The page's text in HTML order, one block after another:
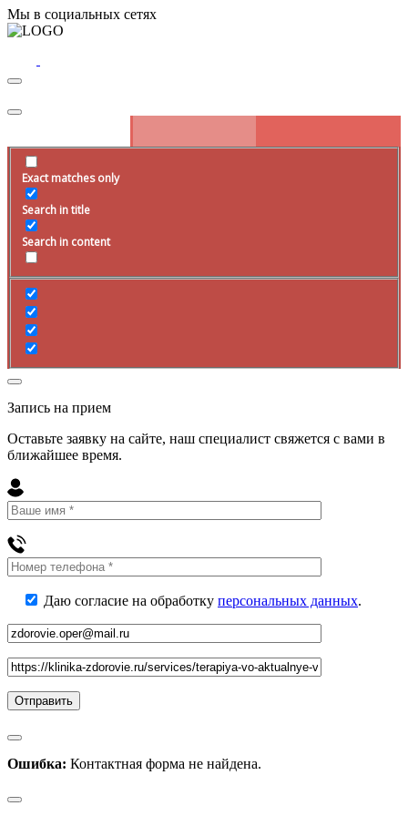
Мы в социальных сетях
Exact matches only
Search in title
Search in content
Запись на прием
Оставьте заявку на сайте, наш специалист свяжется с вами в
ближайшее время.
Даю согласие на обработку персональных данных.
Ошибка: Контактная форма не найдена.